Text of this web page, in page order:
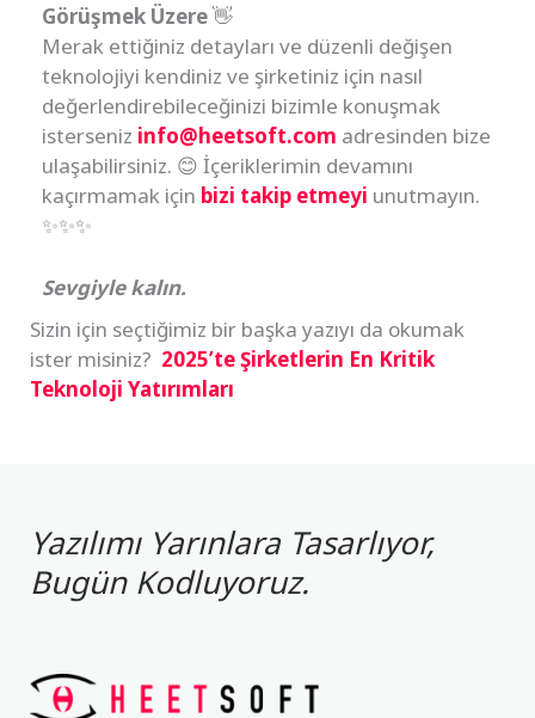
Görüşmek Üzere👋
Merak ettiğiniz detayları ve düzenli değişen
teknolojiyi kendiniz ve şirketiniz için nasıl
değerlendirebileceğinizi bizimle konuşmak
isterseniz info@heetsoft.com adresinden bize
ulaşabilirsiniz. 😊 İçeriklerimin devamını
kaçırmamak için bizi takip etmeyi unutmayın.
✨✨✨
Sevgiyle kalın.
Sizin için seçtiğimiz bir başka yazıyı da okumak
ister misiniz? 2025’te Şirketlerin En Kritik
Teknoloji Yatırımları
Yazılımı Yarınlara Tasarlıyor,
Bugün Kodluyoruz.